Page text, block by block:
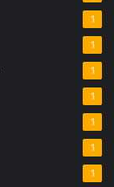
1
1
1
1
1
1
1